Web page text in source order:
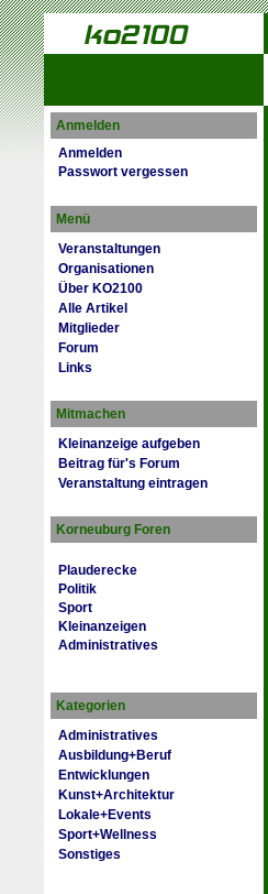
Anmelden
Anmelden
Passwort vergessen
Menü
Veranstaltungen
Organisationen
Über KO2100
Alle Artikel
Mitglieder
Forum
Links
Mitmachen
Kleinanzeige aufgeben
Beitrag für's Forum
Veranstaltung eintragen
Korneuburg Foren
Plauderecke
Politik
Sport
Kleinanzeigen
Administratives
Kategorien
Administratives
Ausbildung+Beruf
Entwicklungen
Kunst+Architektur
Lokale+Events
Sport+Wellness
Sonstiges